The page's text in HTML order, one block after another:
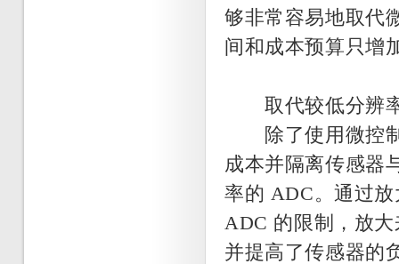
够非常容易地取代
间和成本预算只增
取代较低分辨率
除了使用微控制
成本并隔离传感器
率的 ADC。通过
ADC 的限制，放
并提高了传感器的